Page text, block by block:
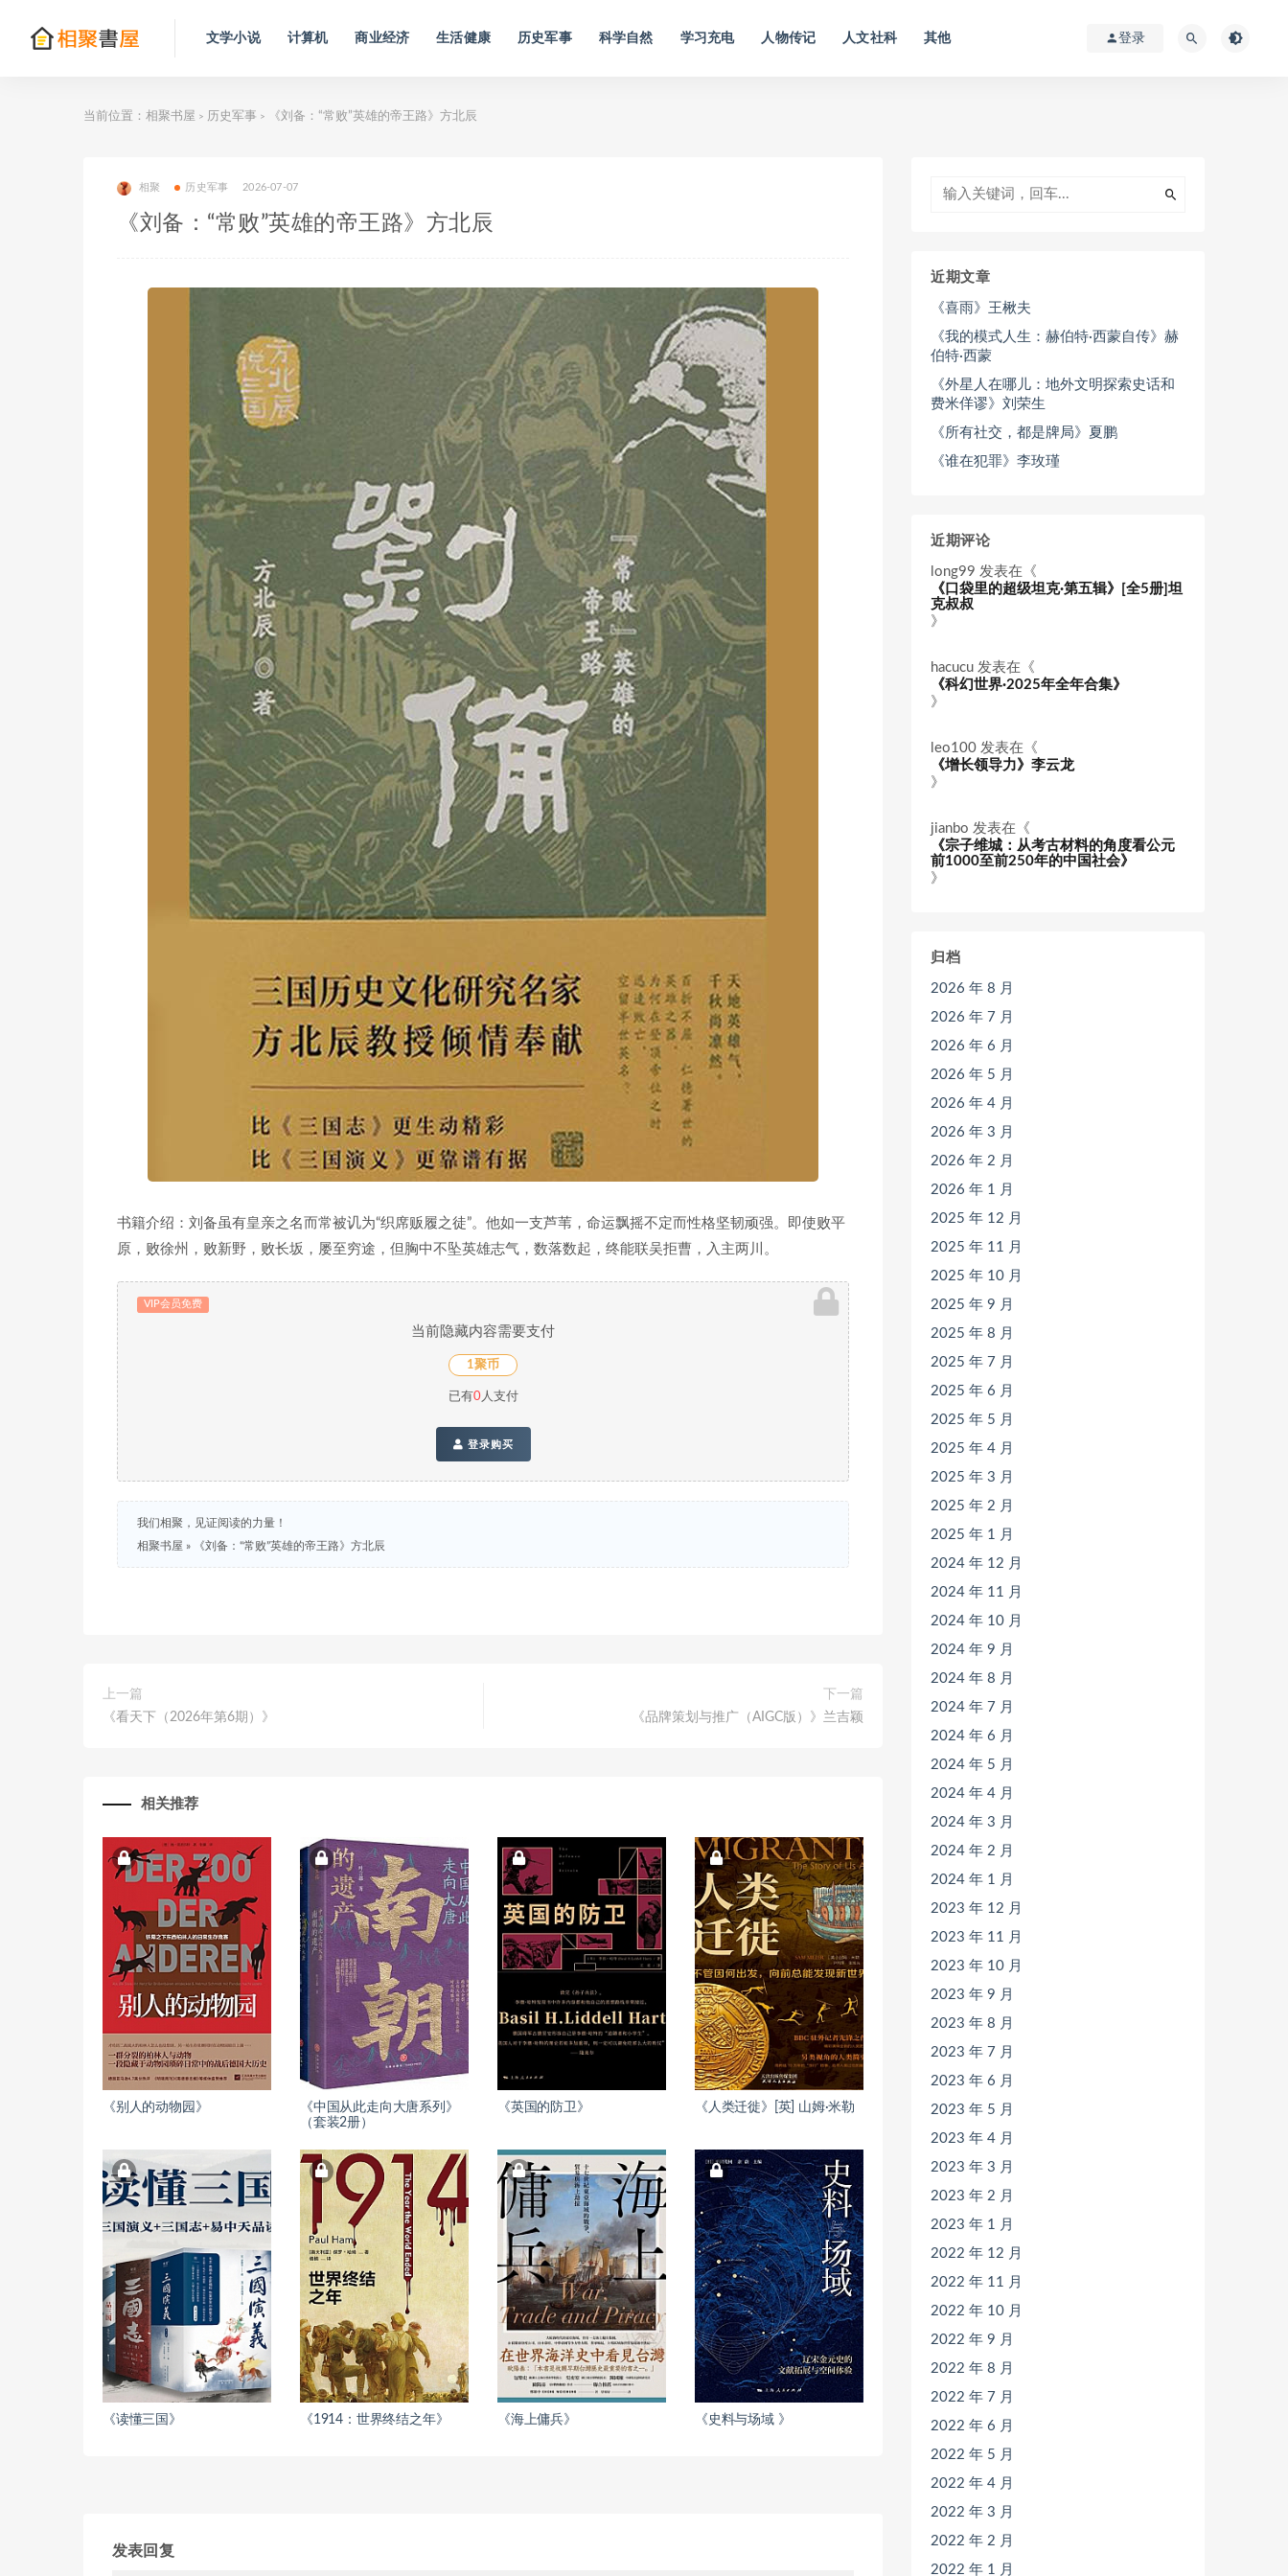
文学小说 计算机 商业经济 生活健康 历史军事 科学自然 学习充电 人物传记 人文社科 其他 登录
当前位置： 相聚书屋 > 历史军事 > 《刘备：“常败”英雄的帝王路》方北辰
相聚 历史军事 2026-07-07
《刘备：“常败”英雄的帝王路》方北辰
书籍介绍：刘备虽有皇亲之名而常被讥为“织席贩履之徒”。他如一支芦苇，命运飘摇不定而性格坚韧顽强。即使败平
原，败徐州，败新野，败长坂，屡至穷途，但胸中不坠英雄志气，数落数起，终能联吴拒曹，入主两川。
VIP会员免费
当前隐藏内容需要支付
1聚币
已有0人支付
登录购买
我们相聚，见证阅读的力量！
相聚书屋 » 《刘备：“常败”英雄的帝王路》方北辰
上一篇
《看天下（2026年第6期）》
下一篇
《品牌策划与推广（AIGC版）》兰吉颖
相关推荐
《别人的动物园》
《中国从此走向大唐系列》
（套装2册）
《英国的防卫》 《人类迁徙》[英] 山姆·米勒
《读懂三国》 《1914：世界终结之年》 《海上傭兵》 《史料与场域 》
发表回复
近期文章
《喜雨》王楸夫
《我的模式人生：赫伯特·西蒙自传》赫
伯特·西蒙
《外星人在哪儿：地外文明探索史话和
费米佯谬》刘荣生
《所有社交，都是牌局》夏鹏
《谁在犯罪》李玫瑾
近期评论
long99 发表在《
《口袋里的超级坦克·第五辑》[全5册]坦
克叔叔
》
hacucu 发表在《
《科幻世界·2025年全年合集》
》
leo100 发表在《
《增长领导力》李云龙
》
jianbo 发表在《
《宗子维城：从考古材料的角度看公元
前1000至前250年的中国社会》
》
归档
2026 年 8 月
2026 年 7 月
2026 年 6 月
2026 年 5 月
2026 年 4 月
2026 年 3 月
2026 年 2 月
2026 年 1 月
2025 年 12 月
2025 年 11 月
2025 年 10 月
2025 年 9 月
2025 年 8 月
2025 年 7 月
2025 年 6 月
2025 年 5 月
2025 年 4 月
2025 年 3 月
2025 年 2 月
2025 年 1 月
2024 年 12 月
2024 年 11 月
2024 年 10 月
2024 年 9 月
2024 年 8 月
2024 年 7 月
2024 年 6 月
2024 年 5 月
2024 年 4 月
2024 年 3 月
2024 年 2 月
2024 年 1 月
2023 年 12 月
2023 年 11 月
2023 年 10 月
2023 年 9 月
2023 年 8 月
2023 年 7 月
2023 年 6 月
2023 年 5 月
2023 年 4 月
2023 年 3 月
2023 年 2 月
2023 年 1 月
2022 年 12 月
2022 年 11 月
2022 年 10 月
2022 年 9 月
2022 年 8 月
2022 年 7 月
2022 年 6 月
2022 年 5 月
2022 年 4 月
2022 年 3 月
2022 年 2 月
2022 年 1 月